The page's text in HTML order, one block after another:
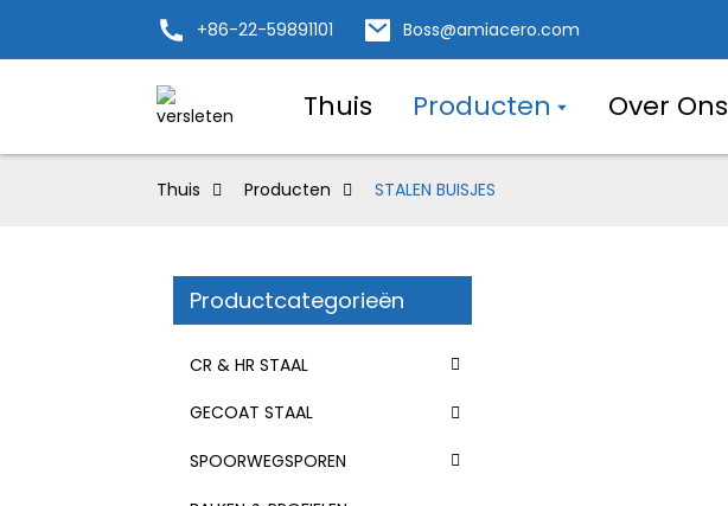
+86-22-59891101 Boss@amiacero.com
Thuis Producten Over Ons
Thuis Producten STALEN BUISJES
Productcategorieën
CR & HR STAAL
GECOAT STAAL
SPOORWEGSPOREN